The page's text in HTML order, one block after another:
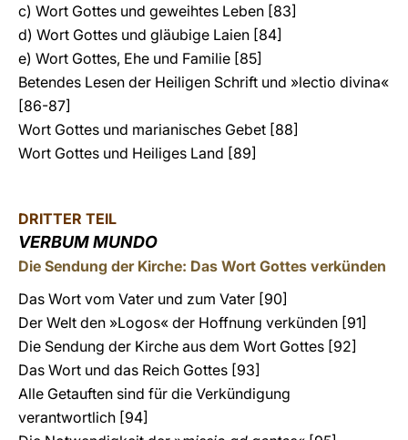
c) Wort Gottes und geweihtes Leben [83]
d) Wort Gottes und gläubige Laien [84]
e) Wort Gottes, Ehe und Familie [85]
Betendes Lesen der Heiligen Schrift und »lectio divina«
[86-87]
Wort Gottes und marianisches Gebet [88]
Wort Gottes und Heiliges Land [89]
DRITTER TEIL
VERBUM MUNDO
Die Sendung der Kirche: Das Wort Gottes verkünden
Das Wort vom Vater und zum Vater [90]
Der Welt den »Logos« der Hoffnung verkünden [91]
Die Sendung der Kirche aus dem Wort Gottes [92]
Das Wort und das Reich Gottes [93]
Alle Getauften sind für die Verkündigung
verantwortlich [94]